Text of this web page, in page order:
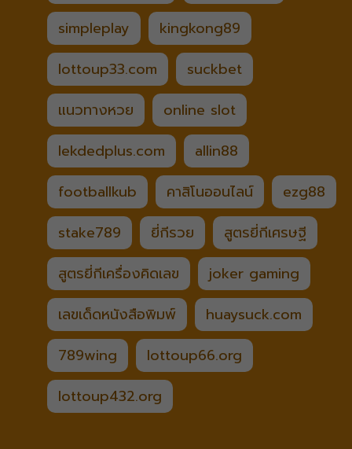
simpleplay
kingkong89
lottoup33.com
suckbet
แนวทางหวย
online slot
lekdedplus.com
allin88
footballkub
คาสิโนออนไลน์
ezg88
stake789
ยี่กีรวย
สูตรยี่กีเศรษฐี
สูตรยี่กีเครื่องคิดเลข
joker gaming
เลขเด็ดหนังสือพิมพ์
huaysuck.com
789wing
lottoup66.org
lottoup432.org